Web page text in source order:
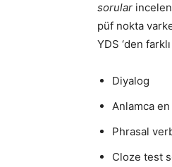
sorular
püf nokta
YDS ‘den
Diyalog
Anlamca
Phrasal
Cloze test